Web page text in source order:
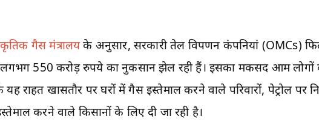
गैस मंत्रालयके अनुसार, सरकारी तेल विपणन कंपनियां (OMCs)
लगभग 550 करोड़ रुपये का नुकसान झेल रही हैं। इसका मकसद आम लोगों
राहत खासतौर पर घरों में गैस इस्तेमाल करने वाले परिवारों, पेट्रोल पर
करने वाले किसानों के लिए दी जा रही है।